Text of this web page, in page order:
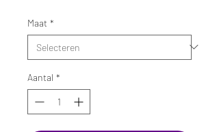
Maat *
Aantal *